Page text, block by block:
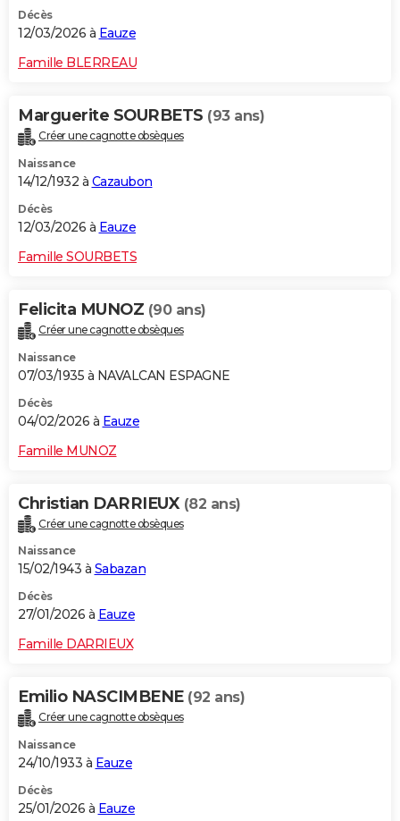
Décès
12/03/2026 à Eauze
Famille BLERREAU
Marguerite SOURBETS (93 ans)
Créer une cagnotte obsèques
Naissance
14/12/1932 à Cazaubon
Décès
12/03/2026 à Eauze
Famille SOURBETS
Felicita MUNOZ (90 ans)
Créer une cagnotte obsèques
Naissance
07/03/1935 à NAVALCAN ESPAGNE
Décès
04/02/2026 à Eauze
Famille MUNOZ
Christian DARRIEUX (82 ans)
Créer une cagnotte obsèques
Naissance
15/02/1943 à Sabazan
Décès
27/01/2026 à Eauze
Famille DARRIEUX
Emilio NASCIMBENE (92 ans)
Créer une cagnotte obsèques
Naissance
24/10/1933 à Eauze
Décès
25/01/2026 à Eauze